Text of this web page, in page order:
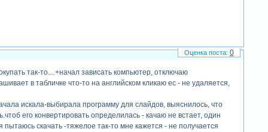
так-то....+начал зависать компьютер, отключаю
в табличке что-то на английском кликаю ес - не удаляется,
искала-выбирала программу для слайдов, выяснилось, что
его конвертировать определилась - качаю не встает, один
скачать -тяжелое так-то мне кажется - не получается
0